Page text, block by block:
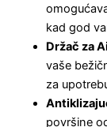
kad god
Držač za
vaše
za
površine